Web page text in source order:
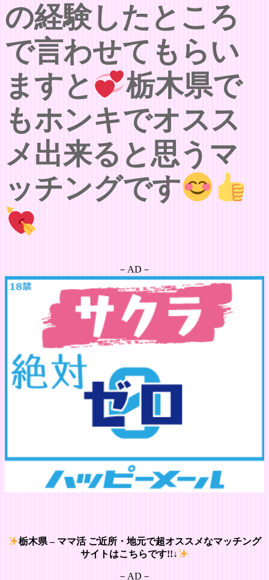
の経験したところ
で言わせてもらい
ますと
栃木県で
もホンキでオスス
メ出来ると思うマ
ッチングです
－AD－
栃木県 – ママ活 ご近所・地元で超オススメなマッチング
サイトはこちらです!!↓
－AD－